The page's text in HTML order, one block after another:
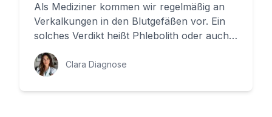
Als Mediziner kommen wir regelmäßig an
Verkalkungen in den Blutgefäßen vor. Ein
solches Verdikt heißt Phlebolith oder auch
Venenstein. In diesem Artik...
Clara Diagnose